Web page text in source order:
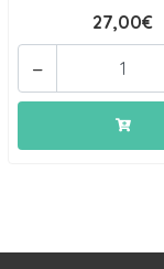
27,00€
-